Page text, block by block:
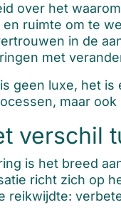
over het
en ruimte om te
in de
met
geen luxe, het
maar
verschil
is het breed
richt zich op
reikwijdte: